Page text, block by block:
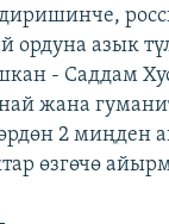
ордуна азык
- Саддам
жана
2
өзгөчө